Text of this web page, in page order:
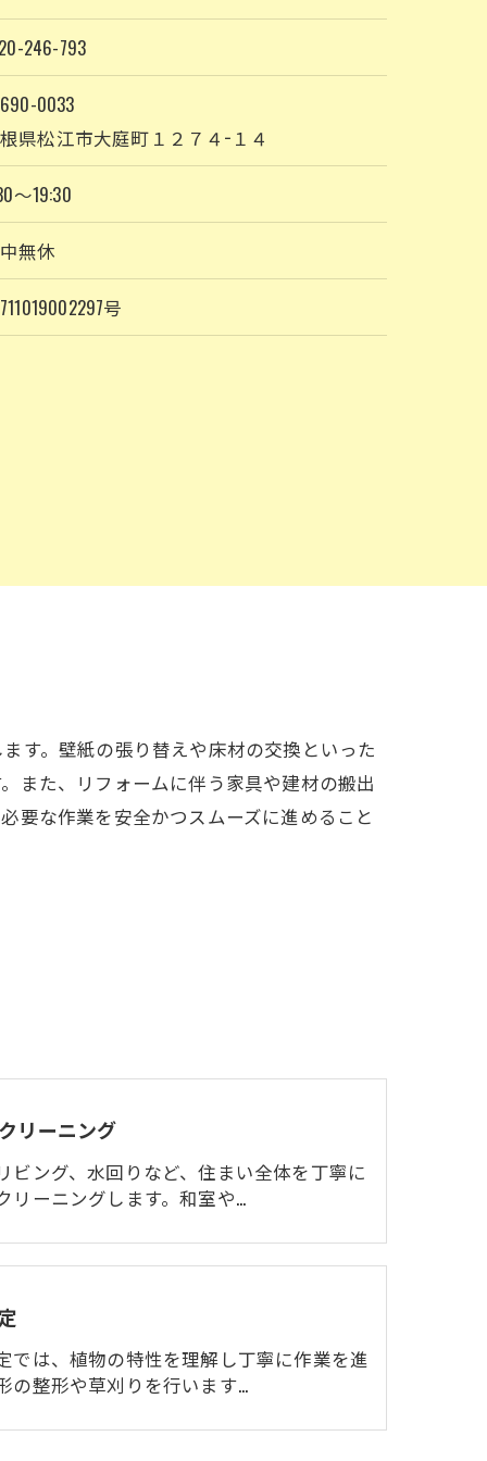
246-793
0033
県松江市大庭町１２７４−１４
～19:30
無休
号
す。壁紙の張り替えや床材の交換といった
また、リフォームに伴う家具や建材の搬出
要な作業を安全かつスムーズに進めること
リーニング
ビング、水回りなど、住まい全体を丁寧に
リーニングします。和室や…
では、植物の特性を理解し丁寧に作業を進
の整形や草刈りを行います…